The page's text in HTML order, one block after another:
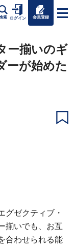
索 ログイン 会員登録
ー揃いのギ
ーが始めた
グゼクティブ・
揃いでも、お互
合わせられる能